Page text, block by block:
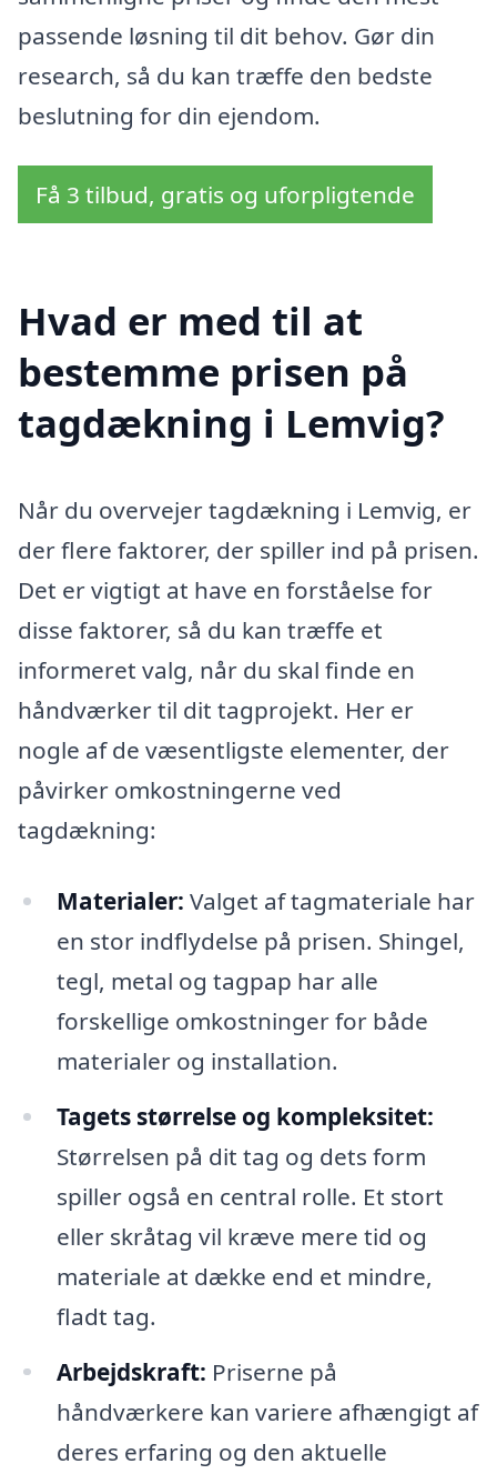
passende løsning til dit behov. Gør din
research, så du kan træffe den bedste
beslutning for din ejendom.
Få 3 tilbud, gratis og uforpligtende
Hvad er med til at
bestemme prisen på
tagdækning i Lemvig?
Når du overvejer tagdækning i Lemvig, er
der flere faktorer, der spiller ind på prisen.
Det er vigtigt at have en forståelse for
disse faktorer, så du kan træffe et
informeret valg, når du skal finde en
håndværker til dit tagprojekt. Her er
nogle af de væsentligste elementer, der
påvirker omkostningerne ved
tagdækning:
Materialer: Valget af tagmateriale har
en stor indflydelse på prisen. Shingel,
tegl, metal og tagpap har alle
forskellige omkostninger for både
materialer og installation.
Tagets størrelse og kompleksitet:
Størrelsen på dit tag og dets form
spiller også en central rolle. Et stort
eller skråtag vil kræve mere tid og
materiale at dække end et mindre,
fladt tag.
Arbejdskraft: Priserne på
håndværkere kan variere afhængigt af
deres erfaring og den aktuelle